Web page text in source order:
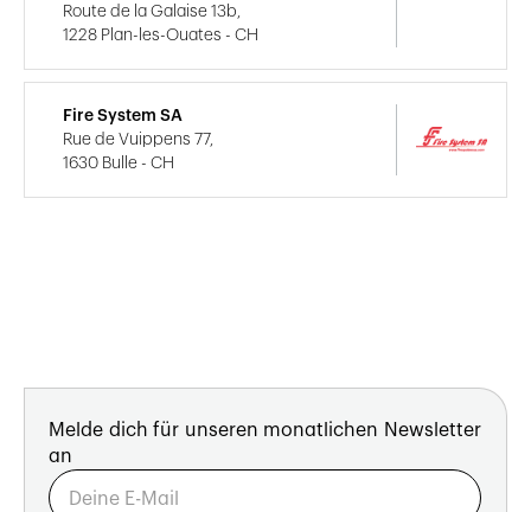
Route de la Galaise 13b,
1228 Plan-les-Ouates - CH
Fire System SA
Rue de Vuippens 77,
1630 Bulle - CH
Melde dich für unseren monatlichen Newsletter
an